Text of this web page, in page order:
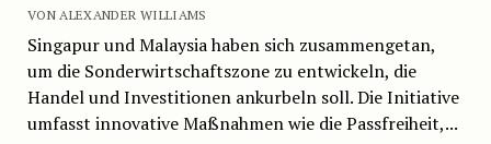
VON ALEXANDER WILLIAMS
Singapur und Malaysia haben sich zusammengetan,
um die Sonderwirtschaftszone zu entwickeln, die
Handel und Investitionen ankurbeln soll. Die Initiative
umfasst innovative Maßnahmen wie die Passfreiheit,...